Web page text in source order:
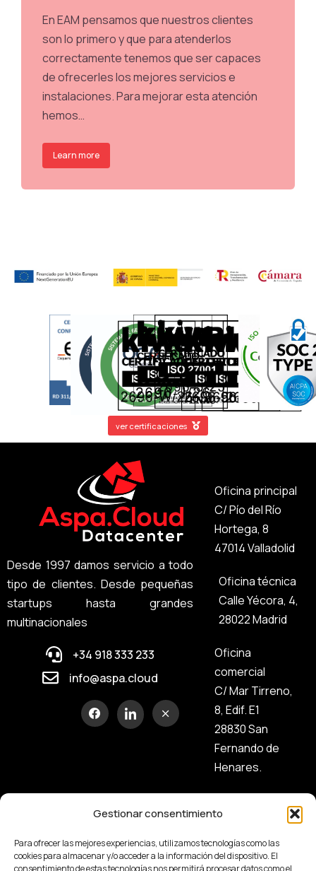
Gestionar consentimiento
Para ofrecer las mejores experiencias, utilizamos tecnologías como las
cookies para almacenar y/o acceder a la información del dispositivo. El
consentimiento de estas tecnologías nos permitirá procesar datos como el
En EAM pensamos que nuestros clientes
son lo primero y que para atenderlos
correctamente tenemos que ser capaces
de ofrecerles los mejores servicios e
instalaciones. Para mejorar esta atención
hemos…
Learn more
ver certificaciones
Desde 1997 damos servicio a todo
tipo de clientes. Desde pequeñas
startups hasta grandes
multinacionales
+34 918 333 233
info@aspa.cloud
Oficina principal
C/ Pío del Río
Hortega, 8
47014 Valladolid
Oficina técnica
Calle Yécora, 4,
28022 Madrid
Oficina
comercial
C/ Mar Tirreno,
8, Edif. E1
28830 San
Fernando de
Henares.